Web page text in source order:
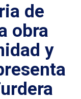
de
obra
y